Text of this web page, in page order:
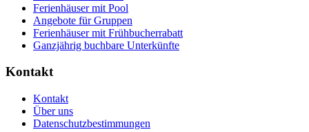
Ferienhäuser mit Pool
Angebote für Gruppen
Ferienhäuser mit Frühbucherrabatt
Ganzjährig buchbare Unterkünfte
Kontakt
Kontakt
Über uns
Datenschutzbestimmungen